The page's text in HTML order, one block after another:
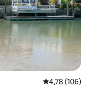
Prosječna
4,78 (106)